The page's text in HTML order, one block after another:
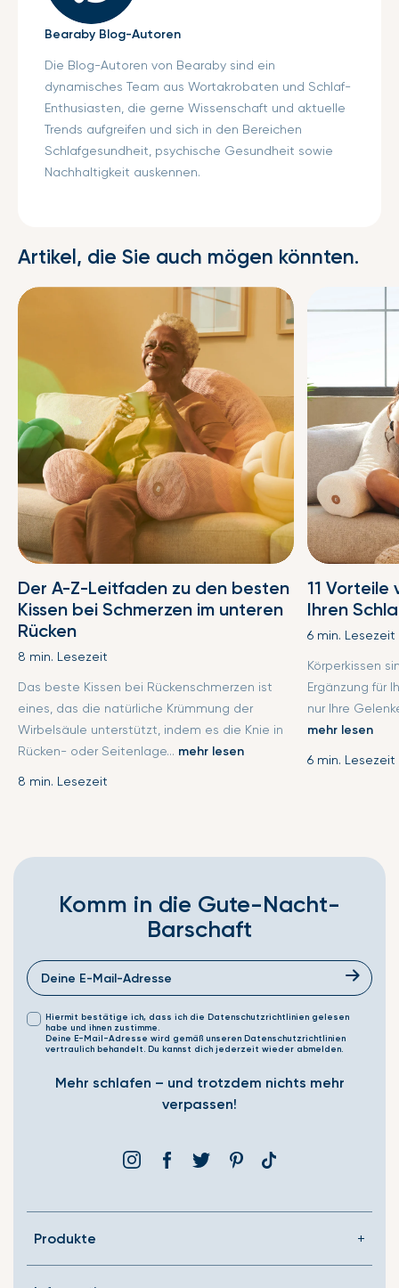
Bearaby Blog-Autoren
Die Blog-Autoren von Bearaby sind ein
dynamisches Team aus Wortakrobaten und Schlaf-
Enthusiasten, die gerne Wissenschaft und aktuelle
Trends aufgreifen und sich in den Bereichen
Schlafgesundheit, psychische Gesundheit sowie
Nachhaltigkeit auskennen.
Artikel, die Sie auch mögen könnten.
Der A-Z-Leitfaden zu den besten
Kissen bei Schmerzen im unteren
Rücken
8 min. Lesezeit
Das beste Kissen bei Rückenschmerzen ist
eines, das die natürliche Krümmung der
Wirbelsäule unterstützt, indem es die Knie in
Rücken- oder Seitenlage... mehr lesen
8 min. Lesezeit
11 Vorteile
Ihren
6 min. Lesezeit
Körperkissen
Ergänzung für
nur Ihre
mehr lesen
6 min. Lesezeit
Komm in die Gute-Nacht-
Barschaft
Hiermit bestätige ich, dass ich die Datenschutzrichtlinien gelesen
habe und ihnen zustimme.
Deine E-Mail-Adresse wird gemäß unseren Datenschutzrichtlinien
vertraulich behandelt. Du kannst dich jederzeit wieder abmelden.
Mehr schlafen – und trotzdem nichts mehr
verpassen!
InstagramFacebookÞjórsárdenPinterestTranslation
Produkte